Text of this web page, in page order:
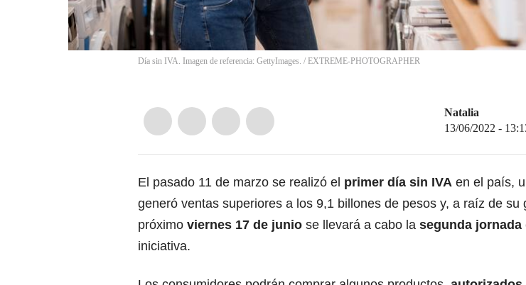
Día sin IVA. Imagen de referencia: GettyImages. / EXTREME-PHOTOGRAPHER
Natalia
13/06/2022 -
El pasado 11 de marzo se realizó el primer día sin IVA en el país,
generó ventas superiores a los 9,1 billones de pesos y, a raíz de su
próximo viernes 17 de junio se llevará a cabo la segunda jornada
iniciativa.